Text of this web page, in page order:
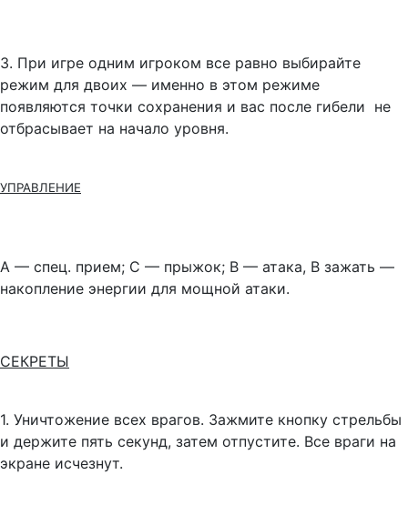
3. При игре одним игроком все равно выбирайте
режим для двоих — именно в этом режиме
появляются точки сохранения и вас после гибели не
отбрасывает на начало уровня.
УПРАВЛЕНИЕ
А — спец. прием; С — прыжок; В — атака, В зажать —
накопление энергии для мощной атаки.
СЕКРЕТЫ
1. Уничтожение всех врагов. Зажмите кнопку стрельбы
и держите пять секунд, затем отпустите. Все враги на
экране исчезнут.